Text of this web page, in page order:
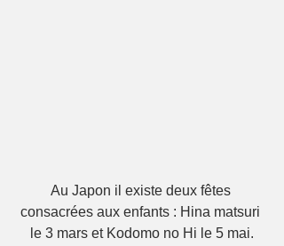
Au Japon il existe deux fêtes
consacrées aux enfants : Hina matsuri
le 3 mars et Kodomo no Hi le 5 mai.